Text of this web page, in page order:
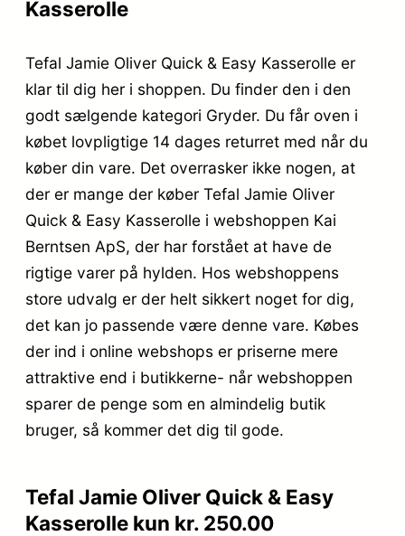
Kasserolle
Tefal Jamie Oliver Quick & Easy Kasserolle er
klar til dig her i shoppen. Du finder den i den
godt sælgende kategori Gryder. Du får oven i
købet lovpligtige 14 dages returret med når du
køber din vare. Det overrasker ikke nogen, at
der er mange der køber Tefal Jamie Oliver
Quick & Easy Kasserolle i webshoppen Kai
Berntsen ApS, der har forstået at have de
rigtige varer på hylden. Hos webshoppens
store udvalg er der helt sikkert noget for dig,
det kan jo passende være denne vare. Købes
der ind i online webshops er priserne mere
attraktive end i butikkerne- når webshoppen
sparer de penge som en almindelig butik
bruger, så kommer det dig til gode.
Tefal Jamie Oliver Quick & Easy
Kasserolle kun kr. 250.00